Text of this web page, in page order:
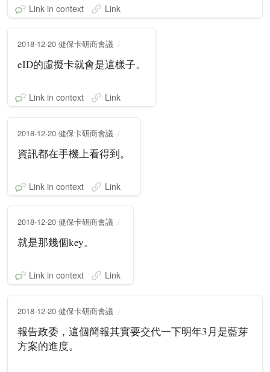
Link in context Link
2018-12-20 健保卡研商會議
eID的虛擬卡就會是這樣子。
Link in context Link
2018-12-20 健保卡研商會議
資訊都在手機上看得到。
Link in context Link
2018-12-20 健保卡研商會議
就是那幾個key。
Link in context Link
2018-12-20 健保卡研商會議
報告政委，這個簡報其實要交代一下明年3月是藍芽
方案的進度。